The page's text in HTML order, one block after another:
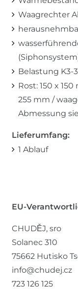
Waagrechter
Belastung K3-
Rost: 150 x
255 mm /
Abmessung
Lieferumfang:
1 Ablauf
EU-
CHUDĚJ, sro
Solanec 310
75662 Hutisko
info@chudej.cz
723 126 125